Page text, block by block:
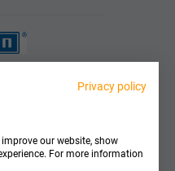
Privacy policy
our website, show
For more information